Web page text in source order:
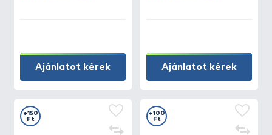
Ajánlatot kérek Ajánlatot kérek
+150
Ft
+100
Ft